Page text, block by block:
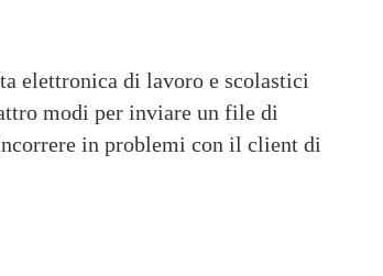
elettronica di lavoro e scolastici
modi per inviare un file di
in problemi con il client di